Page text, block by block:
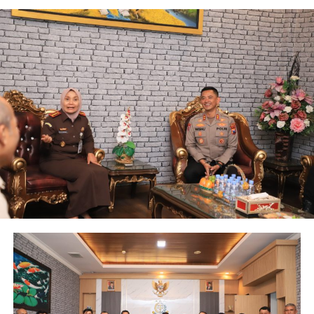
Selain itu, Pondok Pesantren Walibarokah juga
menyampaikan bahwa pihaknya melibatkan
purnawirawan anggota Polres Kediri Kota untuk
membantu pembinaan kedisiplinan para santri.
Berkat dukungan berbagai pihak dan situasi keamanan
yang kondusif, Pondok Pesantren Walibarokah juga
berhasil meraih peringkat II tingkat Provinsi Jawa Timur
dalam bidang kesehatan.
Pendidikan Santri dan Kemandirian Yayasan
Ketua Yayasan Pondok Pesantren Walibarokah H.
Achmad Fawaz dalam kesempatan tersebut
menyampaikan bahwa pendidikan dan pembinaan santri
selama ini diberikan secara gratis.
Menurutnya, hal tersebut merupakan bagian dari
komitmen yayasan untuk memberikan manfaat kepada
masyarakat.
kegiatan tersebut, instruktur memberikan arahan
terkait tahapan pelaksanaan pengendalian massa sesuai
prosedur dan ketentuan yang berlaku.
Personel kemudian melaksanakan berbagai simulasi
kemampuan Dalmas, mulai dari formasi Dalmas Awal,
Dalmas Lanjut, tim Raimas, Tim Raissa, hingga
penggunaan kendaraan taktis AWC (Armoured Water
Cannon) dalam menghadapi berbagai skenario gangguan
keamanan dan ketertiban masyarakat.
Kasat Samapta Polres Kediri Kota AKP Agung Saifudin
K., S.H., mengatakan latihan tersebut menjadi bagian
dinamika tugas di lapangan.
“Latihan ini bertujuan meningkatkan kemampuan dan
profesionalisme personel Dalmas agar selalu siap
menghadapi berbagai situasi yang membutuhkan